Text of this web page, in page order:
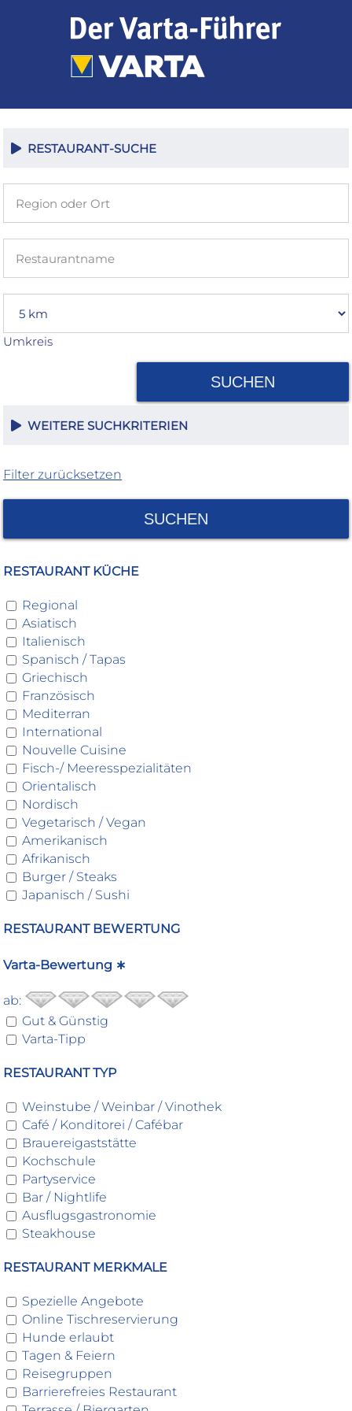
RESTAURANT-SUCHE
Umkreis
SUCHEN
WEITERE SUCHKRITERIEN
Filter zurücksetzen
SUCHEN
RESTAURANT KÜCHE
Regional
Asiatisch
Italienisch
Spanisch / Tapas
Griechisch
Französisch
Mediterran
International
Nouvelle Cuisine
Fisch-/ Meeresspezialitäten
Orientalisch
Nordisch
Vegetarisch / Vegan
Amerikanisch
Afrikanisch
Burger / Steaks
Japanisch / Sushi
RESTAURANT BEWERTUNG
Varta-Bewertung ∗
ab:
Gut & Günstig
Varta-Tipp
RESTAURANT TYP
Weinstube / Weinbar / Vinothek
Café / Konditorei / Cafébar
Brauereigaststätte
Kochschule
Partyservice
Bar / Nightlife
Ausflugsgastronomie
Steakhouse
RESTAURANT MERKMALE
Spezielle Angebote
Online Tischreservierung
Hunde erlaubt
Tagen & Feiern
Reisegruppen
Barrierefreies Restaurant